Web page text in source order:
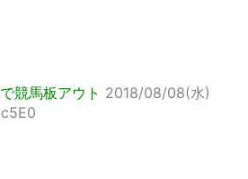
競馬板アウト 2018/08/08(水)